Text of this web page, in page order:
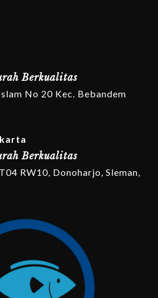
Berkualitas
No 20 Kec. Bebandem
Berkualitas
RW10, Donoharjo, Sleman,